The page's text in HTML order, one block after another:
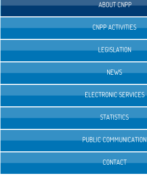
ABOUT CNPP
CNPP ACTIVITIES
LEGISLATION
NEWS
ELECTRONIC SERVICES
STATISTICS
PUBLIC COMMUNICATION
CONTACT